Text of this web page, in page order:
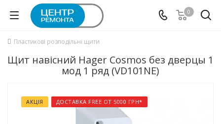
0
Пластикові розподільні щити
Щит навісний Hager Cosmos без дверцы 1
мод 1 ряд (VD101NE)
АКЦІЯ ДОСТАВКА FREE ОТ 5000 ГРН*